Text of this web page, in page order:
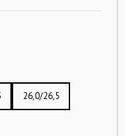
26,0/26,5